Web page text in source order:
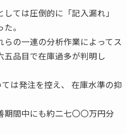
ては圧倒的に「記入漏れ」
。
の一連の分析作業によってス
五品目で在庫過多が判明し
は発注を控え、 在庫水準の抑
期間中にも約二七〇〇万円分